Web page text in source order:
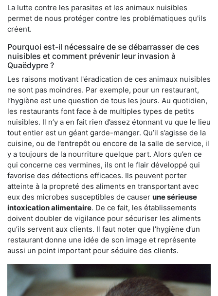
La lutte contre les parasites et les animaux nuisibles
permet de nous protéger contre les problématiques qu'ils
créent.
Pourquoi est-il nécessaire de se débarrasser de ces
nuisibles et comment prévenir leur invasion à
Quaëdypre ?
Les raisons motivant l'éradication de ces animaux nuisibles
ne sont pas moindres. Par exemple, pour un restaurant,
l’hygiène est une question de tous les jours. Au quotidien,
les restaurants font face à de multiples types de petits
nuisibles. Il n’y a en fait rien d’assez étonnant vu que le lieu
tout entier est un géant garde-manger. Qu’il s’agisse de la
cuisine, ou de l’entrepôt ou encore de la salle de service, il
y a toujours de la nourriture quelque part. Alors qu’en ce
qui concerne ces vermines, ils ont le flair développé qui
favorise des détections efficaces. Ils peuvent porter
atteinte à la propreté des aliments en transportant avec
eux des microbes susceptibles de causer une sérieuse
intoxication alimentaire. De ce fait, les établissements
doivent doubler de vigilance pour sécuriser les aliments
qu’ils servent aux clients. Il faut noter que l’hygiène d’un
restaurant donne une idée de son image et représente
aussi un point important pour séduire des clients.